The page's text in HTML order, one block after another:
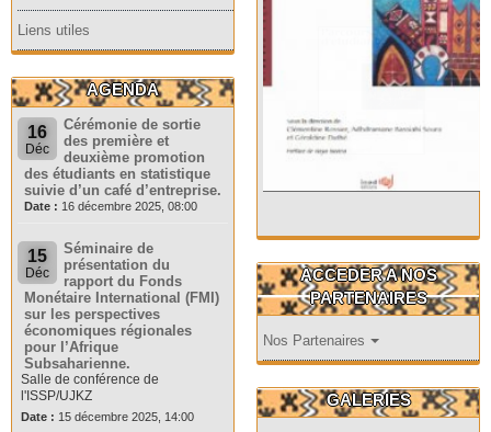
Liens utiles
AGENDA
16
Déc
Cérémonie de sortie
des première et
deuxième promotion
des étudiants en statistique
suivie d’un café d’entreprise.
Date : 16 décembre 2025, 08:00
15
Déc
Séminaire de
présentation du
rapport du Fonds
Monétaire International (FMI)
sur les perspectives
économiques régionales
pour l’Afrique
Subsaharienne.
Salle de conférence de
l'ISSP/UJKZ
Date : 15 décembre 2025, 14:00
ACCEDER A NOS
PARTENAIRES
Nos Partenaires
GALERIES